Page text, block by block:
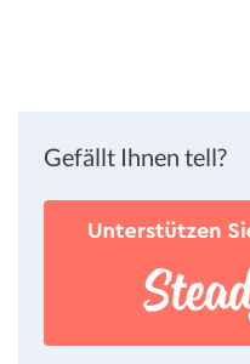
Gefällt Ihnen tell?